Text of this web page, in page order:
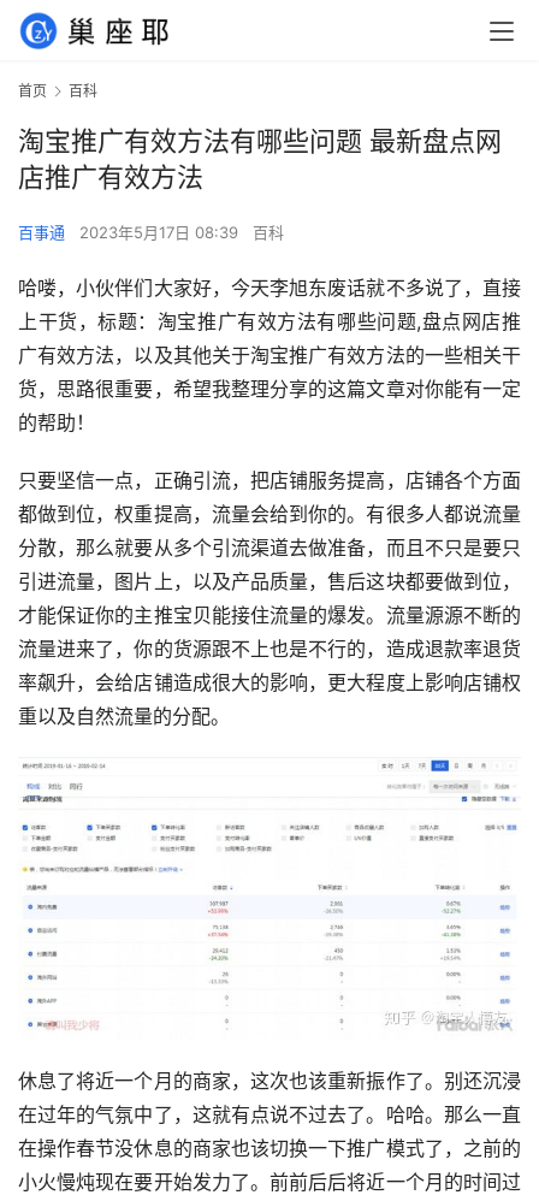
首页 百科
淘宝推广有效方法有哪些问题 最新盘点网
店推广有效方法
百事通 2023年5月17日 08:39 百科
哈喽，小伙伴们大家好，今天李旭东废话就不多说了，直接
上干货，标题：淘宝推广有效方法有哪些问题,盘点网店推
广有效方法，以及其他关于淘宝推广有效方法的一些相关干
货，思路很重要，希望我整理分享的这篇文章对你能有一定
的帮助！
只要坚信一点，正确引流，把店铺服务提高，店铺各个方面
都做到位，权重提高，流量会给到你的。有很多人都说流量
分散，那么就要从多个引流渠道去做准备，而且不只是要只
引进流量，图片上，以及产品质量，售后这块都要做到位，
才能保证你的主推宝贝能接住流量的爆发。流量源源不断的
流量进来了，你的货源跟不上也是不行的，造成退款率退货
率飙升，会给店铺造成很大的影响，更大程度上影响店铺权
重以及自然流量的分配。
休息了将近一个月的商家，这次也该重新振作了。别还沉浸
在过年的气氛中了，这就有点说不过去了。哈哈。那么一直
在操作春节没休息的商家也该切换一下推广模式了，之前的
小火慢炖现在要开始发力了。前前后后将近一个月的时间过